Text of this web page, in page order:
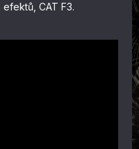
CAT F3.